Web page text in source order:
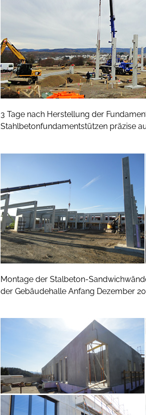
3 Tage nach Herstellung der
Stahlbetonfundamentstützen präzise
Montage der Stalbeton-
der Gebäudehalle Anfang Dezember